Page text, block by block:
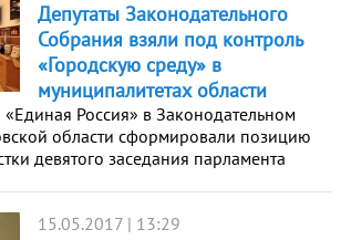
Депутаты Законодательного
Собрания взяли под контроль
«Городскую среду» в
муниципалитетах области
Россия» в Законодательном
области сформировали позицию
девятого заседания парламента
15.05.2017 | 13:29